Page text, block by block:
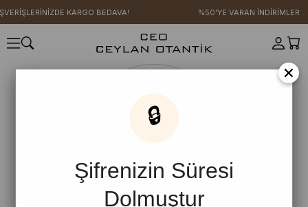
KARGO BEDAVA! %50'YE VARAN İNDİRİMLER
×
🔒
Şifrenizin Süresi
Dolmuştur